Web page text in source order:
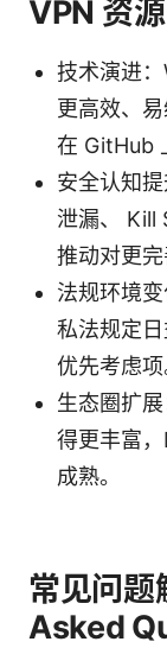
VPN 资源
技术演进
更高效、
在 GitHub
安全认知
泄漏、 Kill
推动对更完
法规环境
私法规定
优先考虑项
生态圈扩
得更丰富
成熟。
常见问
Asked